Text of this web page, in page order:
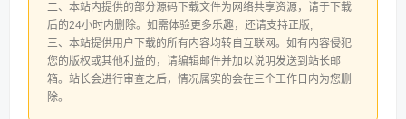
二、本站内提供的部分源码下载文件为网络共享资源，请于下载
后的24小时内删除。如需体验更多乐趣，还请支持正版;
三、本站提供用户下载的所有内容均转自互联网。如有内容侵犯
您的版权或其他利益的，请编辑邮件并加以说明发送到站长邮
箱。站长会进行审查之后，情况属实的会在三个工作日内为您删
除。